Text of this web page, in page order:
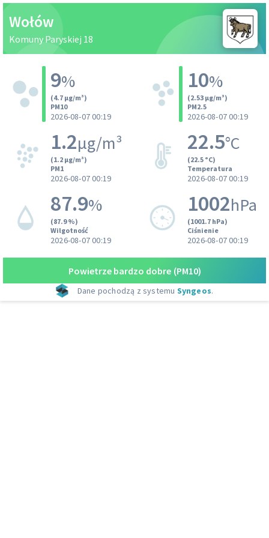
Wołów
Komuny Paryskiej 18
9%
(4.7 µg/m³)
PM10
2026-08-07 00:19
10%
(2.53 µg/m³)
PM2.5
2026-08-07 00:19
1.2µg/m³
(1.2 µg/m³)
PM1
2026-08-07 00:19
22.5°C
(22.5 °C)
Temperatura
2026-08-07 00:19
87.9%
(87.9 %)
Wilgotność
2026-08-07 00:19
1002hPa
(1001.7 hPa)
Ciśnienie
2026-08-07 00:19
Powietrze bardzo dobre (PM10)
Dane pochodzą z systemu Syngeos.